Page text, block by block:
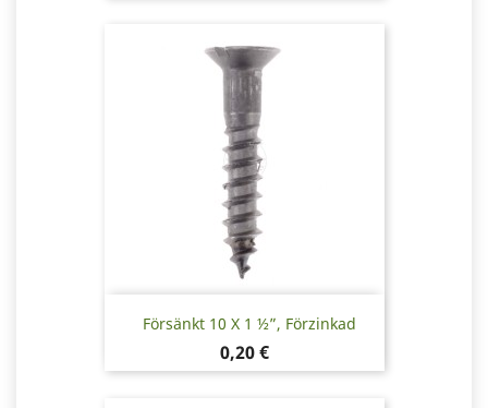
Försänkt 10 X 1 ½”, Förzinkad
Pris
0,20 €